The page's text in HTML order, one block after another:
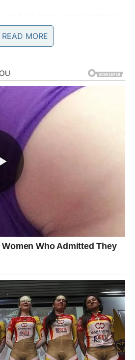
posla koje će pozitivno
planirate naredne mjesece.
donosi više mira i
vas mnogo lijepih trenutaka.
je poznanstvo sa osobom koja
pažnjom i osjećajem
razvijati prirodno i donijeti vam
će pokazati više razumijevanja i
ljepšu budućnost. Zajednički
vaš odnos.
READ MORE